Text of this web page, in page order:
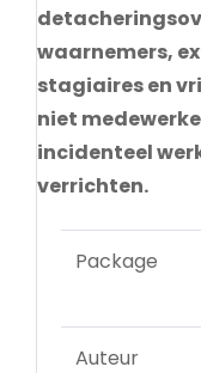
waarnemers,
stagiaires en
niet
incidenteel
verrichten.
Package
Auteur